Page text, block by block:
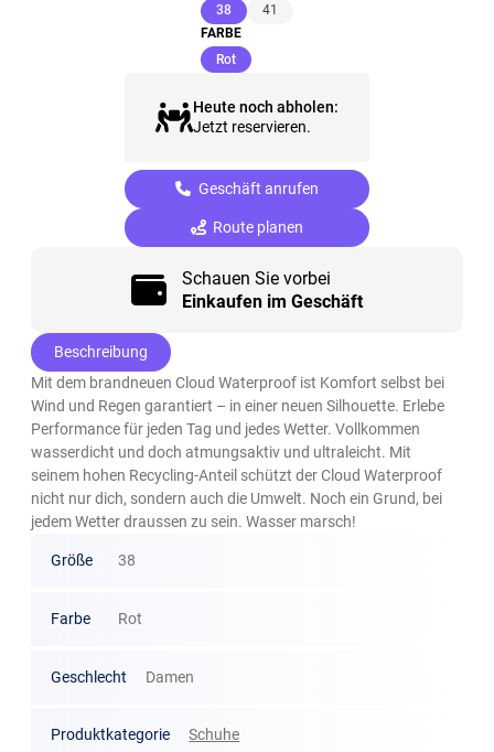
38(ausgewählt)
41
FARBE
Rot(ausgewählt)
Heute noch abholen:
Jetzt reservieren.
Geschäft anrufen
Route planen
Schauen Sie vorbei
Einkaufen im Geschäft
Beschreibung
Mit dem brandneuen Cloud Waterproof ist Komfort selbst bei
Wind und Regen garantiert – in einer neuen Silhouette. Erlebe
Performance für jeden Tag und jedes Wetter. Vollkommen
wasserdicht und doch atmungsaktiv und ultraleicht. Mit
seinem hohen Recycling-Anteil schützt der Cloud Waterproof
nicht nur dich, sondern auch die Umwelt. Noch ein Grund, bei
jedem Wetter draussen zu sein. Wasser marsch!
Größe 38
Farbe Rot
Geschlecht Damen
Produktkategorie Schuhe